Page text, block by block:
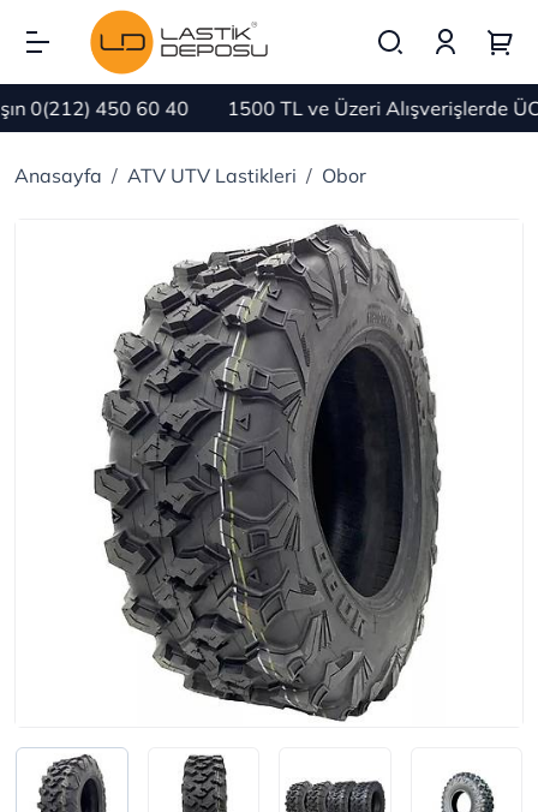
0(212) 450 60 40 1500 TL ve Üzeri Alışverişlerde
Anasayfa ATV UTV Lastikleri Obor